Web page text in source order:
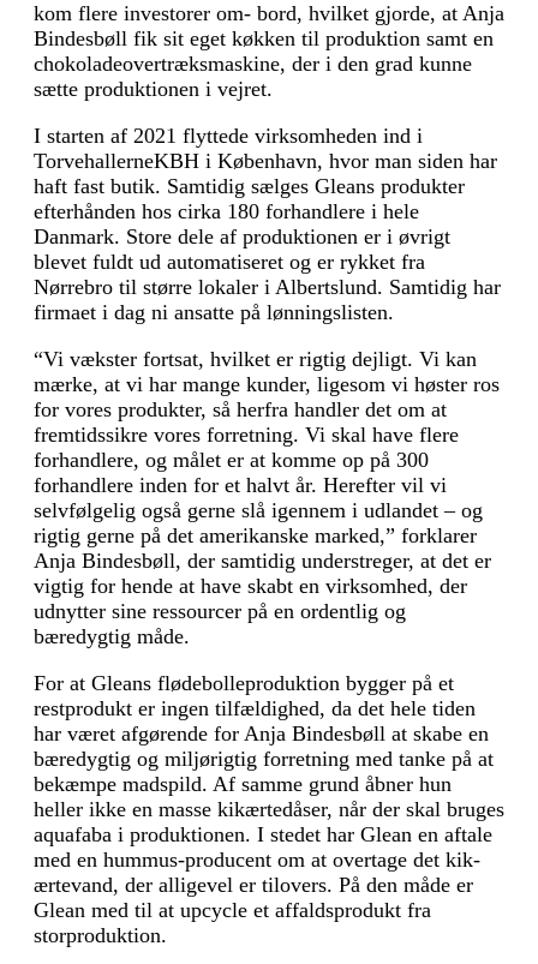
kom flere investorer om- bord, hvilket gjorde, at Anja
Bindesbøll fik sit eget køkken til produktion samt en
chokoladeovertræksmaskine, der i den grad kunne
sætte produktionen i vejret.
I starten af 2021 flyttede virksomheden ind i
TorvehallerneKBH i København, hvor man siden har
haft fast butik. Samtidig sælges Gleans produkter
efterhånden hos cirka 180 forhand­lere i hele
Danmark. Store dele af produktionen er i øvrigt
blevet fuldt ud automatiseret og er rykket fra
Nørrebro til større lokaler i Albertslund. Samtidig har
firmaet i dag ni ansatte på lønningslisten.
“Vi vækster fortsat, hvilket er rigtig dejligt. Vi kan
mærke, at vi har mange kunder, ligesom vi høster ros
for vores produkter, så herfra handler det om at
fremtidssikre vores forretning. Vi skal have flere
forhandlere, og målet er at komme op på 300
forhandlere inden for et halvt år. Herefter vil vi
selvfølgelig også gerne slå igennem i udlandet – og
rigtig gerne på det amerikanske marked,” forklarer
Anja Bindesbøll, der samtidig understreger, at det er
vigtig for hende at have skabt en virksomhed, der
udnytter sine ressourcer på en ordentlig og
bæredygtig måde.
For at Gleans flødebolleproduktion bygger på et
restprodukt er ingen tilfældighed, da det hele tiden
har været afgørende for Anja Bindesbøll at skabe en
bæredygtig og miljørigtig forretning med tanke på at
bekæmpe madspild. Af samme grund åbner hun
heller ikke en masse kikærtedåser, når der skal bruges
aquafaba i produktionen. I stedet har Glean en aftale
med en hummus-producent om at overtage det kik­
ærtevand, der alligevel er tilovers. På den måde er
Glean med til at upcycle et affaldsprodukt fra
storproduktion.